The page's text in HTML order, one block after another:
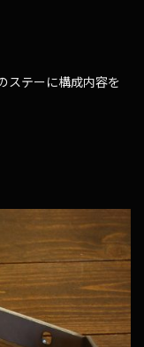
ステーに構成内容を